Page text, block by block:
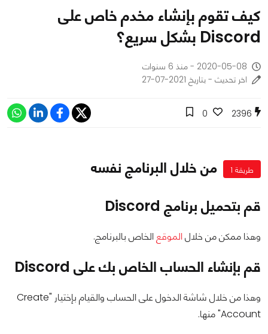
كيف تقوم بإنشاء مخدم خاص على
Discord بشكل سريع؟
2020-05-08 - منذ 6 سنوات
اخر تحديث - بتاريخ 2021-07-27
2396
0
طريقة 1
من خلال البرنامج نفسه
قم بتحميل برنامج Discord
وهذا ممكن من خلالالموقع الخاص بالبرنامج.
قم بإنشاء الحساب الخاص بك على Discord
وهذا من خلال شاشة الدخول على الحساب والقيام بإختيار "Create
Account" منها.